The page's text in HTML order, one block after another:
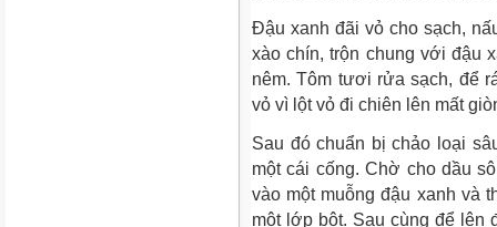
Đậu xanh đãi vỏ cho sạch,
xào chín, trộn chung với đậu
nêm. Tôm tươi rửa sạch, để
vỏ vì lột vỏ đi chiên lên mất
Sau đó chuẩn bị chảo loại
một cái cống. Chờ cho dầu
vào một muỗng đậu xanh và
một lớp bột. Sau cùng để lên